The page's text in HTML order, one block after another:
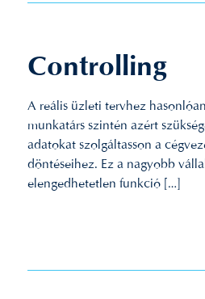
Controlling
A reális üzleti tervhez
munkatárs szintén azért
adatokat szolgáltasson a
döntéseihez. Ez a nagyobb
elengedhetetlen funkció […]